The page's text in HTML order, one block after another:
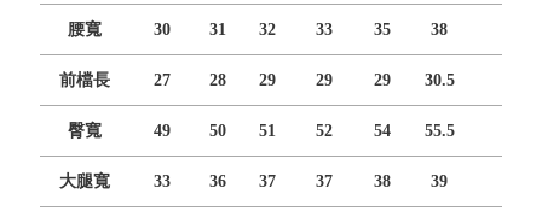
腰寬 30 31 32 33 35 38
前檔長 27 28 29 29 29 30.5
臀寬 49 50 51 52 54 55.5
大腿寬 33 36 37 37 38 39